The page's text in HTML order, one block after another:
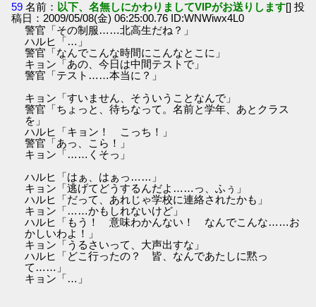
59 名前： 以下、名無しにかわりましてVIPがお送りします[] 投
稿日：2009/05/08(金) 06:25:00.76 ID:WNWiwx4L0
警官「その制服……北高生だね？」
ハルヒ「…」
警官「なんでこんな時間にこんなとこに」
キョン「あの、今日は中間テストで」
警官「テスト……本当に？」
キョン「すいません、そういうことなんで」
警官「ちょっと、待ちなって。名前と学年、あとクラス
を」
ハルヒ「キョン！ こっち！」
警官「あっ、こら！」
キョン「……くそっ」
ハルヒ「はぁ、はぁっ……」
キョン「逃げてどうするんだよ……っ、ふぅ」
ハルヒ「だって、あれじゃ学校に連絡されたかも」
キョン「……かもしれないけど」
ハルヒ「もう！ 意味わかんない！ なんでこんな……お
かしいわよ！」
キョン「うるさいって、大声出すな」
ハルヒ「どこ行ったの？ 皆、なんであたしに黙っ
て……」
キョン「…」